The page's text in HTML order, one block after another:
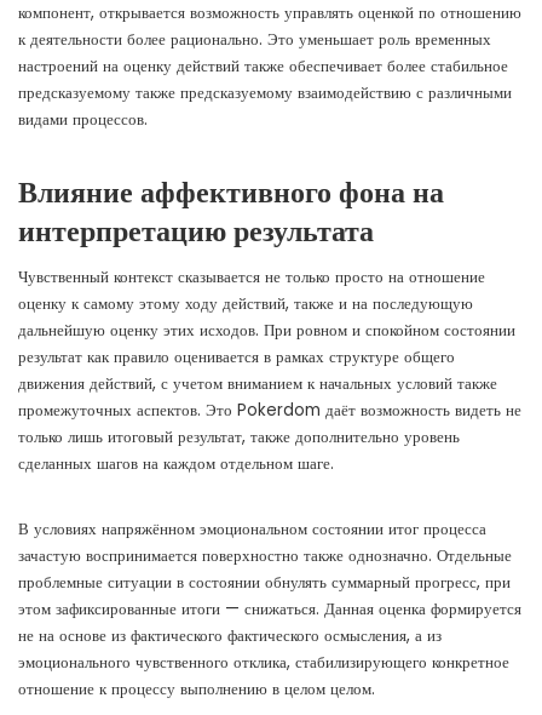
компонент, открывается возможность управлять оценкой по отношению
к деятельности более рационально. Это уменьшает роль временных
настроений на оценку действий также обеспечивает более стабильное
предсказуемому также предсказуемому взаимодействию с различными
видами процессов.
Влияние аффективного фона на
интерпретацию результата
Чувственный контекст сказывается не только просто на отношение
оценку к самому этому ходу действий, также и на последующую
дальнейшую оценку этих исходов. При ровном и спокойном состоянии
результат как правило оценивается в рамках структуре общего
движения действий, с учетом вниманием к начальных условий также
промежуточных аспектов. Это Pokerdom даёт возможность видеть не
только лишь итоговый результат, также дополнительно уровень
сделанных шагов на каждом отдельном шаге.
В условиях напряжённом эмоциональном состоянии итог процесса
зачастую воспринимается поверхностно также однозначно. Отдельные
проблемные ситуации в состоянии обнулять суммарный прогресс, при
этом зафиксированные итоги — снижаться. Данная оценка формируется
не на основе из фактического фактического осмысления, а из
эмоционального чувственного отклика, стабилизирующего конкретное
отношение к процессу выполнению в целом целом.